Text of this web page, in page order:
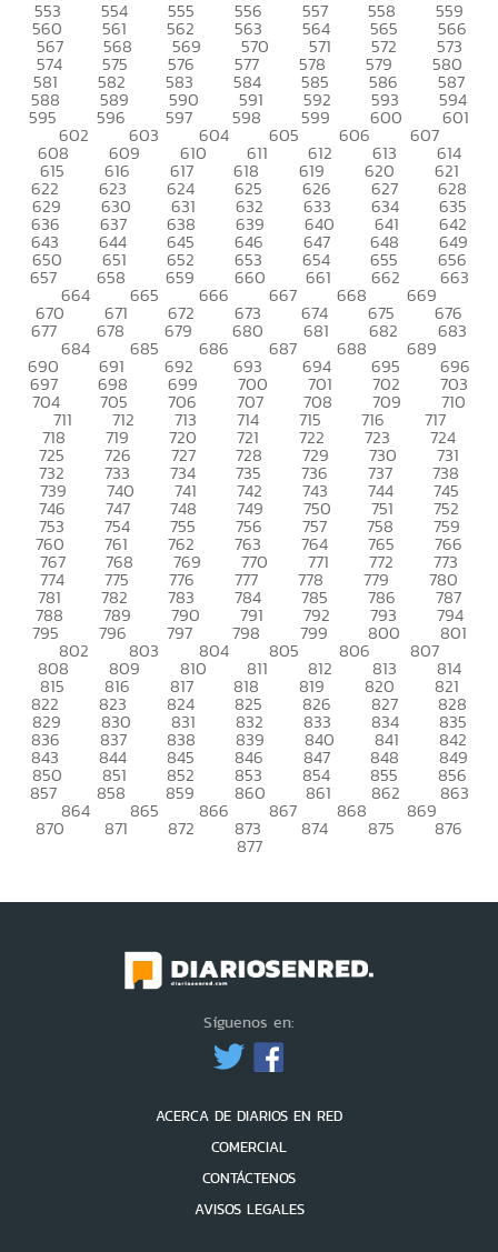
553 554 555 556 557 558 559
560 561 562 563 564 565 566
567 568 569 570 571 572 573
574 575 576 577 578 579 580
581 582 583 584 585 586 587
588 589 590 591 592 593 594
595 596 597 598 599 600 601
602 603 604 605 606 607
608 609 610 611 612 613 614
615 616 617 618 619 620 621
622 623 624 625 626 627 628
629 630 631 632 633 634 635
636 637 638 639 640 641 642
643 644 645 646 647 648 649
650 651 652 653 654 655 656
657 658 659 660 661 662 663
664 665 666 667 668 669
670 671 672 673 674 675 676
677 678 679 680 681 682 683
684 685 686 687 688 689
690 691 692 693 694 695 696
697 698 699 700 701 702 703
704 705 706 707 708 709 710
711 712 713 714 715 716 717
718 719 720 721 722 723 724
725 726 727 728 729 730 731
732 733 734 735 736 737 738
739 740 741 742 743 744 745
746 747 748 749 750 751 752
753 754 755 756 757 758 759
760 761 762 763 764 765 766
767 768 769 770 771 772 773
774 775 776 777 778 779 780
781 782 783 784 785 786 787
788 789 790 791 792 793 794
795 796 797 798 799 800 801
802 803 804 805 806 807
808 809 810 811 812 813 814
815 816 817 818 819 820 821
822 823 824 825 826 827 828
829 830 831 832 833 834 835
836 837 838 839 840 841 842
843 844 845 846 847 848 849
850 851 852 853 854 855 856
857 858 859 860 861 862 863
864 865 866 867 868 869
870 871 872 873 874 875 876
877
Síguenos en:
ACERCA DE DIARIOS EN RED
COMERCIAL
CONTÁCTENOS
AVISOS LEGALES